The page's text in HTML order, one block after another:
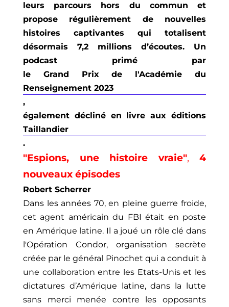
leurs parcours hors du commun et
propose régulièrement de nouvelles
histoires captivantes qui totalisent
désormais 7,2 millions d’écoutes. Un
podcast primé par
le Grand Prix de l'Académie du
Renseignement 2023
,
également décliné en livre aux éditions
Taillandier
.
"Espions, une histoire vraie", 4
nouveaux épisodes
Robert Scherrer
Dans les années 70, en pleine guerre froide,
cet agent américain du FBI était en poste
en Amérique latine. Il a joué un rôle clé dans
l'Opération Condor, organisation secrète
créée par le général Pinochet qui a conduit à
une collaboration entre les Etats-Unis et les
dictatures d’Amérique latine, dans la lutte
sans merci menée contre les opposants